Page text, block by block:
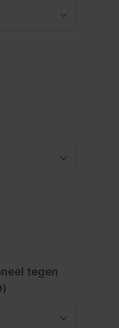
tegen